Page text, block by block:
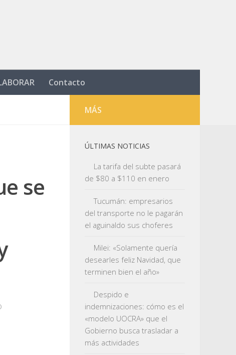
Contacto
se
MÁS
ÚLTIMAS NOTICIAS
La tarifa del subte pasará
de $80 a $110 en enero
Tucumán: empresarios
del transporte no le pagarán
el aguinaldo sus choferes
Milei: «Solamente quería
desearles feliz Navidad, que
terminen bien el año»
Despido e
indemnizaciones: cómo es el
«modelo UOCRA» que el
Gobierno busca trasladar a
más actividades